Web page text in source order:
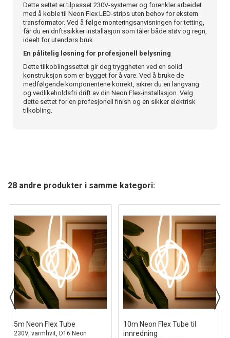
Dette settet er tilpasset 230V-systemer og forenkler arbeidet
med å koble til Neon Flex LED-strips uten behov for ekstern
transformator. Ved å følge monteringsanvisningen for tetting,
får du en driftssikker installasjon som tåler både støv og regn,
ideelt for utendørs bruk.
En pålitelig løsning for profesjonell belysning
Dette tilkoblingssettet gir deg tryggheten ved en solid
konstruksjon som er bygget for å vare. Ved å bruke de
medfølgende komponentene korrekt, sikrer du en langvarig
og vedlikeholdsfri drift av din Neon Flex-installasjon. Velg
dette settet for en profesjonell finish og en sikker elektrisk
tilkobling.
28 andre produkter i samme kategori:
5m Neon Flex Tube
230V, varmhvit, D16 Neon
10m Neon Flex Tube til
innredning